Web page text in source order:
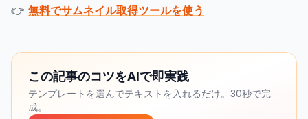
👉 無料でサムネイル取得ツールを使う
この記事のコツをAIで即実践
テンプレートを選んでテキストを入れるだけ。30秒で完
成。